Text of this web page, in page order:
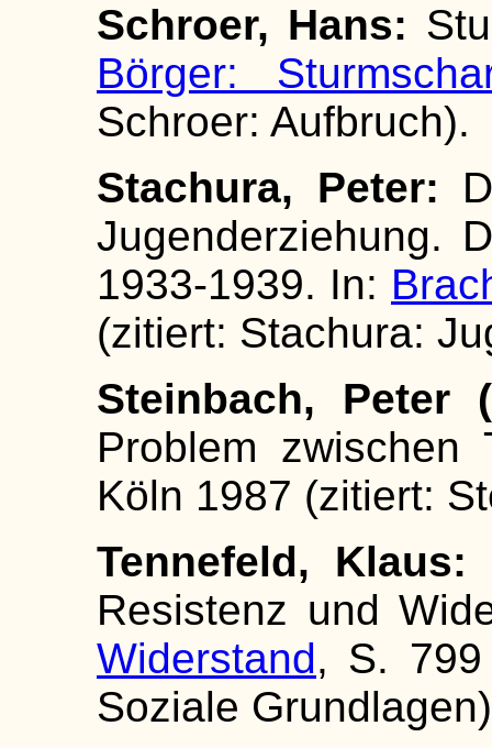
Schroer, Hans:
Börger:
Schroer: Aufbruch).
Stachura, Peter:
Jugenderziehung.
1933-1939. In:
(zitiert: Stachura:
Steinbach, Peter
Problem zwischen
Köln 1987 (zitiert:
Tennefeld, Klaus:
Resistenz und
Widerstand, S. 799
Soziale